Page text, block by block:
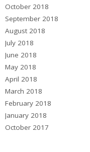
October 2018
September 2018
August 2018
July 2018
June 2018
May 2018
April 2018
March 2018
February 2018
January 2018
October 2017